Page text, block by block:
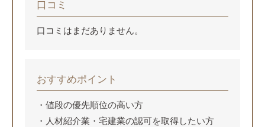
口コミ
口コミはまだありません。
おすすめポイント
値段の優先順位の高い方
人材紹介業・宅建業の認可を取得したい方